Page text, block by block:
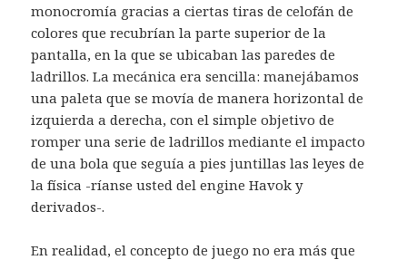
monocromía gracias a ciertas tiras de celofán de
colores que recubrían la parte superior de la
pantalla, en la que se ubicaban las paredes de
ladrillos. La mecánica era sencilla: manejábamos
una paleta que se movía de manera horizontal de
izquierda a derecha, con el simple objetivo de
romper una serie de ladrillos mediante el impacto
de una bola que seguía a pies juntillas las leyes de
la física -ríanse usted del engine Havok y
derivados-.
En realidad, el concepto de juego no era más que